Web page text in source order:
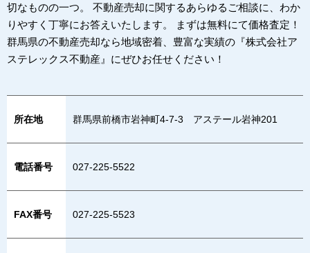
切なものの一つ。 不動産売却に関するあらゆるご相談に、わか
りやすく丁寧にお答えいたします。 まずは無料にて価格査定！
群馬県の不動産売却なら地域密着、豊富な実績の『株式会社ア
ステレックス不動産』にぜひお任せください！
所在地 群馬県前橋市岩神町4-7-3 アステール岩神201
電話番号 027-225-5522
FAX番号 027-225-5523